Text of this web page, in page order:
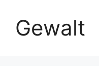
Gewalt